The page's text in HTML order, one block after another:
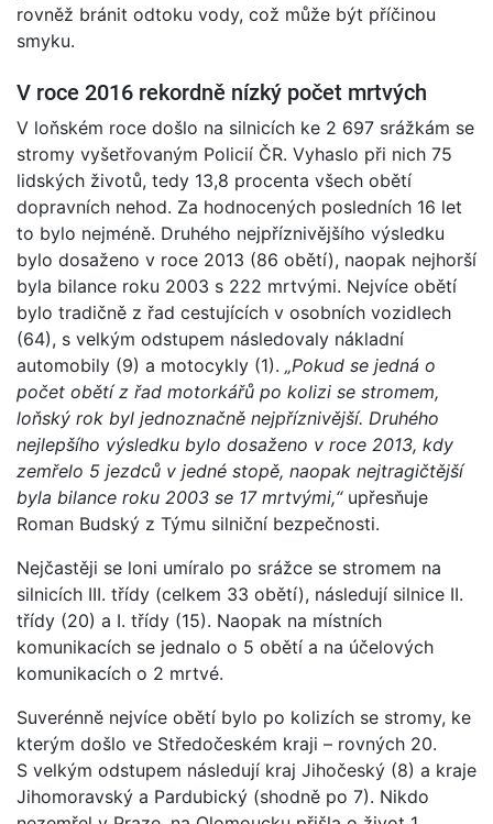
rovněž bránit odtoku vody, což může být příčinou
smyku.
V roce 2016 rekordně nízký počet mrtvých
V loňském roce došlo na silnicích ke 2 697 srážkám se
stromy vyšetřovaným Policií ČR. Vyhaslo při nich 75
lidských životů, tedy 13,8 procenta všech obětí
dopravních nehod. Za hodnocených posledních 16 let
to bylo nejméně. Druhého nejpříznivějšího výsledku
bylo dosaženo v roce 2013 (86 obětí), naopak nejhorší
byla bilance roku 2003 s 222 mrtvými. Nejvíce obětí
bylo tradičně z řad cestujících v osobních vozidlech
(64), s velkým odstupem následovaly nákladní
automobily (9) a motocykly (1). „Pokud se jedná o
počet obětí z řad motorkářů po kolizi se stromem,
loňský rok byl jednoznačně nejpříznivější. Druhého
nejlepšího výsledku bylo dosaženo v roce 2013, kdy
zemřelo 5 jezdců v jedné stopě, naopak nejtragičtější
byla bilance roku 2003 se 17 mrtvými,“upřesňuje
Roman Budský z Týmu silniční bezpečnosti.
Nejčastěji se loni umíralo po srážce se stromem na
silnicích III. třídy (celkem 33 obětí), následují silnice II.
třídy (20) a I. třídy (15). Naopak na místních
komunikacích se jednalo o 5 obětí a na účelových
komunikacích o 2 mrtvé.
Suverénně nejvíce obětí bylo po kolizích se stromy, ke
kterým došlo ve Středočeském kraji – rovných 20.
S velkým odstupem následují kraj Jihočeský (8) a kraje
Jihomoravský a Pardubický (shodně po 7). Nikdo